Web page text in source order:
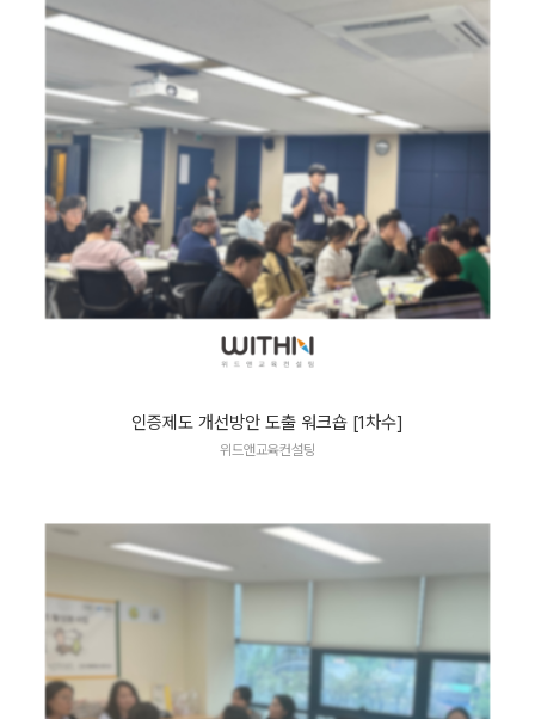
인증제도 개선방안 도출 워크숍 [1차수]
위드앤교육컨설팅